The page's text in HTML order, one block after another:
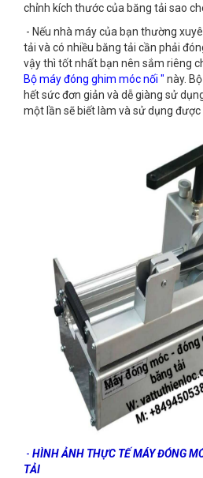
chỉnh kích thước của băng tải sao
- Nếu nhà máy của bạn thường
tải và có nhiều băng tải cần phải
vậy thì tốt nhất bạn nên sắm riêng
Bộ máy đóng ghim móc nối " này.
hết sức đơn giản và dễ giàng sử
một lần sẽ biết làm và sử dụng được
- HÌNH ẢNH THỰC TẾ MÁY ĐÓNG
TẢI